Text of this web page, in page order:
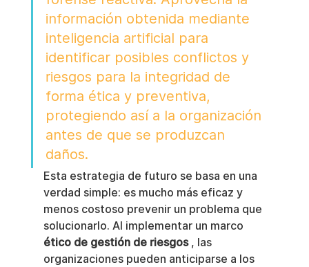
información obtenida mediante
inteligencia artificial para
identificar posibles conflictos y
riesgos para la integridad de
forma ética y preventiva,
protegiendo así a la organización
antes de que se produzcan
daños.
Esta estrategia de futuro se basa en una
verdad simple: es mucho más eficaz y
menos costoso prevenir un problema que
solucionarlo. Al implementar un marco
ético de gestión de riesgos , las
organizaciones pueden anticiparse a los